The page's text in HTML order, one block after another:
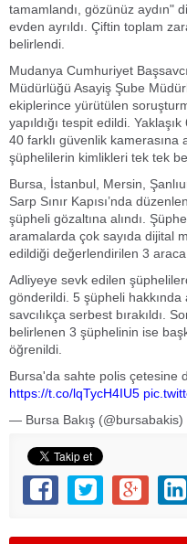
tamamlandı, gözünüz aydın"
evden ayrıldı. Çiftin toplam
belirlendi.
Mudanya Cumhuriyet
Müdürlüğü Asayiş Şube
ekiplerince yürütülen
yapıldığı tespit edildi.
40 farklı güvenlik
şüphelilerin kimlikleri tek tek
Bursa, İstanbul, Mersin,
Sarp Sınır Kapısı’nda
şüpheli gözaltına alındı.
aramalarda çok sayıda dijital
edildiği değerlendirilen 3
Adliyeye sevk edilen
gönderildi. 5 şüpheli
savcılıkça serbest bırakıldı.
belirlenen 3 şüphelinin ise
öğrenildi.
Bursa'da sahte polis çetesine
https://t.co/lqTycH4IU5
— Bursa Bakış (@bursabakis)